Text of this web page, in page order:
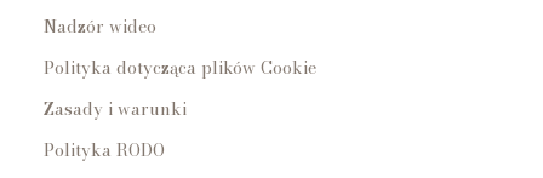
Nadzór wideo
Polityka dotycząca plików Cookie
Zasady i warunki
Polityka RODO